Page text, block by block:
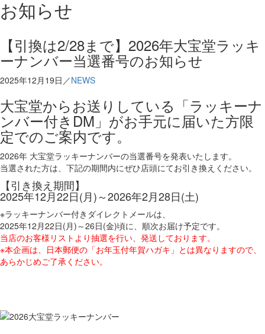
お知らせ
【引換は2/28まで】2026年大宝堂ラッキ
ーナンバー当選番号のお知らせ
2025年12月19日／NEWS
大宝堂からお送りしている「ラッキーナ
ンバー付きDM」がお手元に届いた方限
定でのご案内です。
2026年 大宝堂ラッキーナンバーの当選番号を発表いたします。
当選された方は、下記の期間内にぜひ店頭にてお引き換えください。
【引き換え期間】
2025年12月22日(月)～2026年2月28日(土)
※ラッキーナンバー付きダイレクトメールは、
2025年12月22日(月)～26日(金)頃に、順次お届け予定です。
当店のお客様リストより抽選を行い、発送しております。
※本企画は、日本郵便の「お年玉付年賀ハガキ」とは異なりますので、
あらかじめご了承ください。